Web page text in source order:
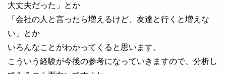
大丈夫だった」とか
「会社の人と言ったら増えるけど、友達と行くと増えな
い」とか
いろんなことがわかってくると思います。
こういう経験が今後の参考になっていきますので、分析し